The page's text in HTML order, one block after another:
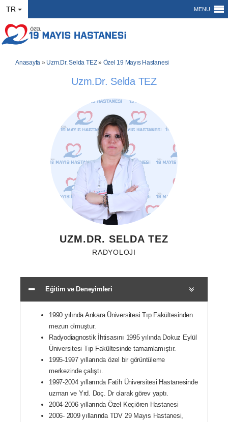
MENU
TR
Anasayfa » Uzm.Dr. Selda TEZ» Özel 19 Mayıs Hastanesi
Uzm.Dr. Selda TEZ
UZM.DR. SELDA TEZ
RADYOLOJI
Eğitim ve Deneyimleri
1990 yılında Ankara Üniversitesi Tıp Fakültesinden
mezun olmuştur.
Radyodiagnostik İhtisasını 1995 yılında Dokuz Eylül
Üniversitesi Tıp Fakültesinde tamamlamıştır.
1995-1997 yıllarında özel bir görüntüleme
merkezinde çalıştı.
1997-2004 yıllarında Fatih Üniversitesi Hastanesinde
uzman ve Yrd. Doç. Dr olarak görev yaptı.
2004-2006 yıllarında Özel Keçiören Hastanesi
2006- 2009 yıllarında TDV 29 Mayıs Hastanesi,